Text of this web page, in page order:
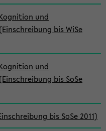
und
bis WiSe
und
bis SoSe
bis SoSe 2011)